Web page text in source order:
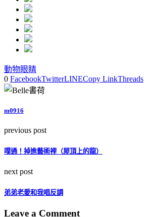
動物眼睛
0 FacebookTwitterLINECopy LinkThreads
m0916
previous post
噗通！掉進藝術裡（屋頂上的龍）
next post
弟弟老愛和我唱反調
Leave a Comment